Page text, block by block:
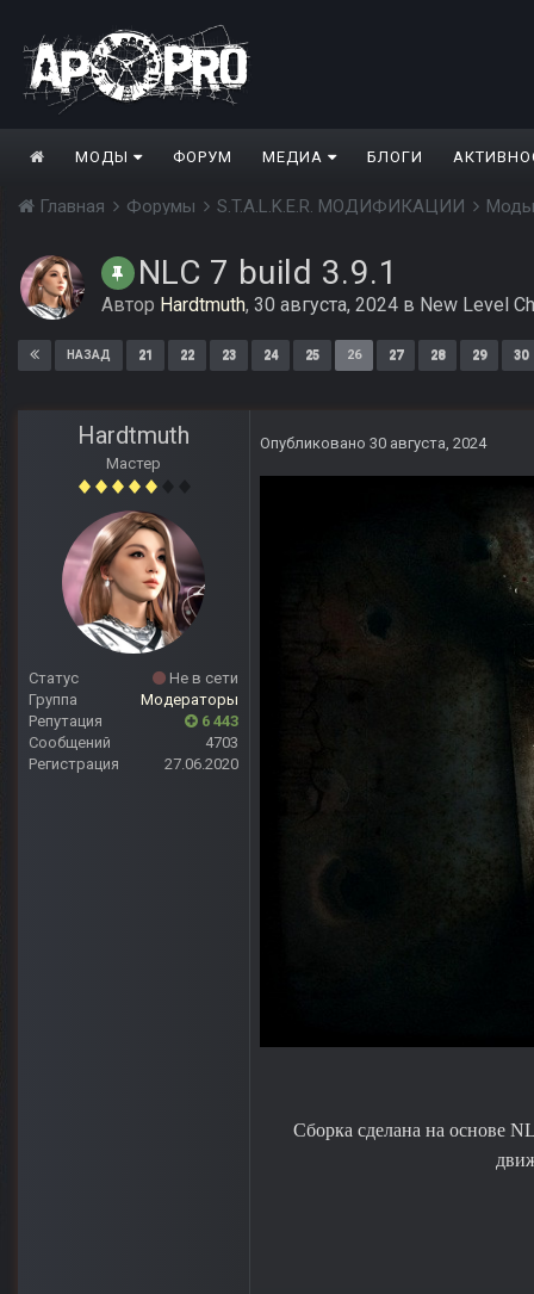
МОДЫ ФОРУМ МЕДИА БЛОГИ
Главная Форумы S.T.A.L.K.E.R. МОДИФИКАЦИИ
NLC 7 build 3.9.1
Автор Hardtmuth, 30 августа, 2024 в New Level
НАЗАД 21 22 23 24 25 26 27 28 29 30
Hardtmuth
Мастер
Статус
Не в сети
Группа
Модераторы
Репутация
6 443
Сообщений
4703
Регистрация
27.06.2020
Опубликовано 30 августа, 2024
Сборка сделана на основе